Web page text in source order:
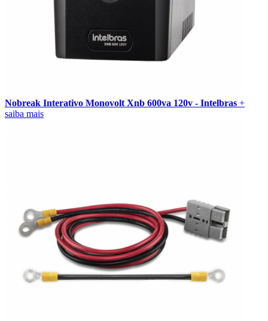
Nobreak Interativo Monovolt Xnb 600va 120v - Intelbras +
saiba mais